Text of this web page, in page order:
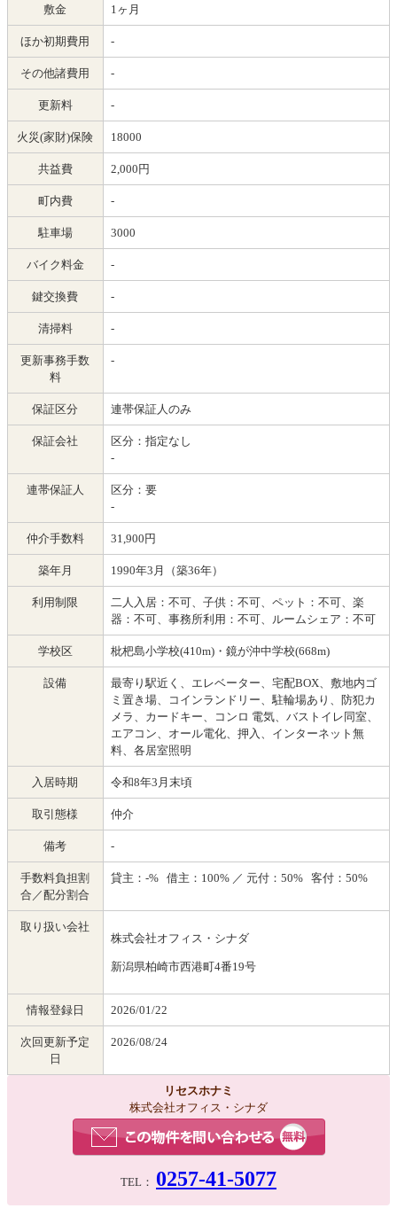
敷金 1ヶ月
ほか初期費用 -
その他諸費用 -
更新料 -
火災(家財)保険 18000
共益費 2,000円
町内費 -
駐車場 3000
バイク料金 -
鍵交換費 -
清掃料 -
更新事務手数
料
-
保証区分 連帯保証人のみ
保証会社
区分：指定なし
-
連帯保証人
区分：要
-
仲介手数料 31,900円
築年月 1990年3月（築36年）
利用制限
二人入居：不可、子供：不可、ペット：不可、楽
器：不可、事務所利用：不可、ルームシェア：不可
学校区 枇杷島小学校(410m)・鏡が沖中学校(668m)
設備
最寄り駅近く、エレベーター、宅配BOX、敷地内ゴ
ミ置き場、コインランドリー、駐輪場あり、防犯カ
メラ、カードキー、コンロ 電気、バストイレ同室、
エアコン、オール電化、押入、インターネット無
料、各居室照明
入居時期 令和8年3月末頃
取引態様 仲介
備考 -
手数料負担割
合／配分割合
貸主：-% 借主：100% ／ 元付：50% 客付：50%
取り扱い会社
株式会社オフィス・シナダ
新潟県柏崎市西港町4番19号
情報登録日 2026/01/22
次回更新予定
日
2026/08/24
リセスホナミ
株式会社オフィス・シナダ
TEL： 0257-41-5077